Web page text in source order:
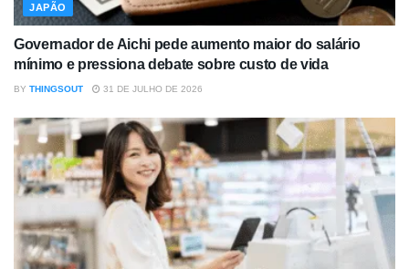
JAPÃO
Governador de Aichi pede aumento maior do salário
mínimo e pressiona debate sobre custo de vida
BY THINGSOUT 31 DE JULHO DE 2026